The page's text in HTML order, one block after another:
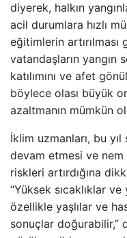
diyerek, halkın
acil durumlara hızlı
eğitimlerin
vatandaşların yangın
katılımını ve afet
böylece olası büyük
azaltmanın mümkün
İklim uzmanları, bu yıl
devam etmesi ve
riskleri artırdığına
“Yüksek sıcaklıklar
özellikle yaşlılar ve
sonuçlar doğurabilir,”